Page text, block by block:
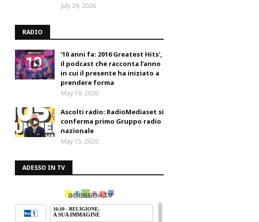
July 29, 2026
RADIO
'10 anni fa: 2016 Greatest Hits',
il podcast che racconta l’anno
in cui il presente ha iniziato a
prendere forma
May 19, 2026
Ascolti radio: RadioMediaset si
conferma primo Gruppo radio
nazionale
May 15, 2026
ADESSO IN TV